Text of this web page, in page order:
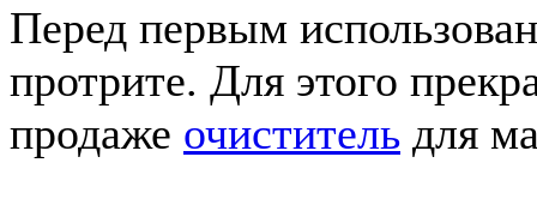
Перед первым
протрите. Для этого
продаже очиститель для